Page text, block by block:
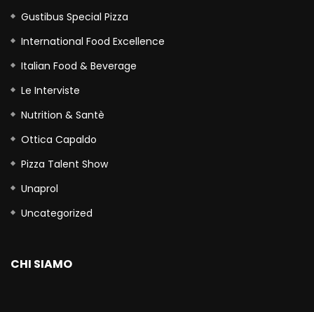
Gustibus Special Pizza
International Food Excellence
Italian Food & Beverage
Le Interviste
Nutrition & Santè
Ottica Capaldo
Pizza Talent Show
Unaprol
Uncategorized
CHI SIAMO